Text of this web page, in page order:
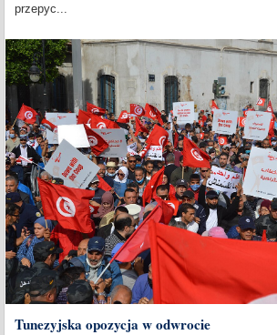
przepyc...
Tunezyjska opozycja w odwrocie